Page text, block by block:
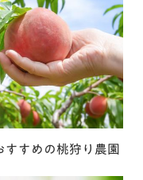
すめの桃狩り農園